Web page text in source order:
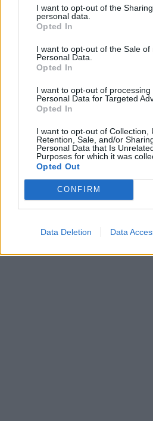
I want to opt-out of the
personal data.
Opted In
I want to opt-out of the Sale of
Personal Data.
Opted In
I want to opt-out of processing
Personal Data for Targeted
Opted In
I want to opt-out of Collection,
Retention, Sale, and/or
Personal Data that Is
Purposes for which it was
Opted Out
CONFIRM
Data Deletion Data
00:00
Leonardo Maria Del
in ospedale. Le